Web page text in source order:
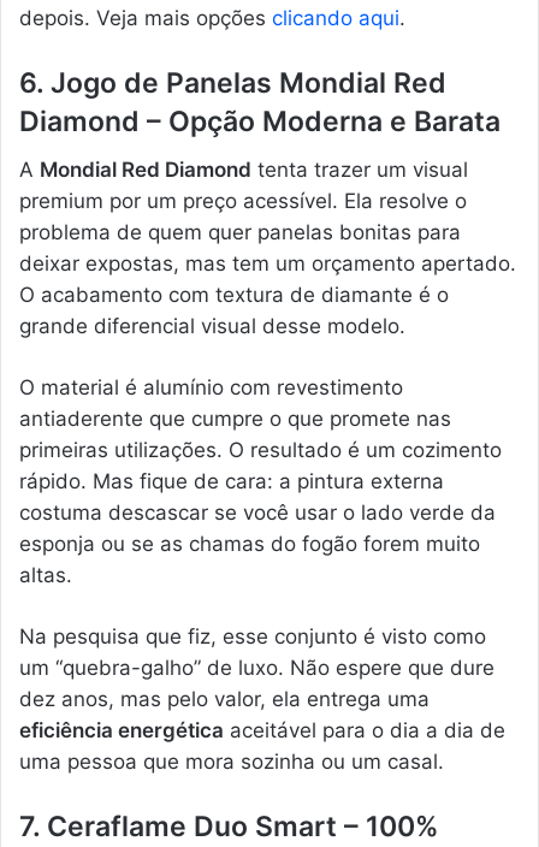
depois. Veja mais opções clicando aqui.
6. Jogo de Panelas Mondial Red
Diamond – Opção Moderna e Barata
A Mondial Red Diamond tenta trazer um visual
premium por um preço acessível. Ela resolve o
problema de quem quer panelas bonitas para
deixar expostas, mas tem um orçamento apertado.
O acabamento com textura de diamante é o
grande diferencial visual desse modelo.
O material é alumínio com revestimento
antiaderente que cumpre o que promete nas
primeiras utilizações. O resultado é um cozimento
rápido. Mas fique de cara: a pintura externa
costuma descascar se você usar o lado verde da
esponja ou se as chamas do fogão forem muito
altas.
Na pesquisa que fiz, esse conjunto é visto como
um “quebra-galho” de luxo. Não espere que dure
dez anos, mas pelo valor, ela entrega uma
eficiência energética aceitável para o dia a dia de
uma pessoa que mora sozinha ou um casal.
7. Ceraflame Duo Smart – 100%